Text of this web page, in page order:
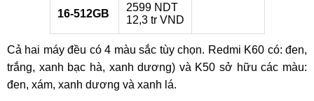
16-512GB
2599 NDT
12,3 tr VND
Cả hai máy đều có 4 màu sắc tùy chọn. Redmi K60 có: đen,
trắng, xanh bạc hà, xanh dương) và K50 sở hữu các màu:
đen, xám, xanh dương và xanh lá.